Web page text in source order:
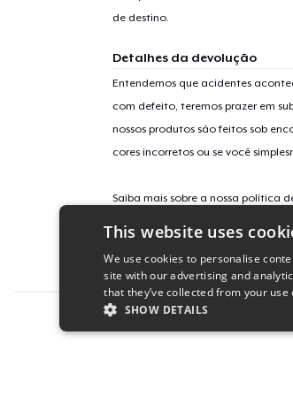
de destino.
Detalhes da devolução
Entendemos que acidentes
com defeito, teremos prazer em
nossos produtos são feitos sob
cores incorretos ou se você
Saiba mais sobre a nossa política
Identificação da campanha
black-cat-when-all-else-fail
This website uses
We use cookies to personalise
site with our advertising and
that they’ve collected from your
SHOW DETAILS